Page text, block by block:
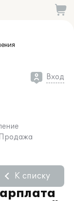
Вход
К списку